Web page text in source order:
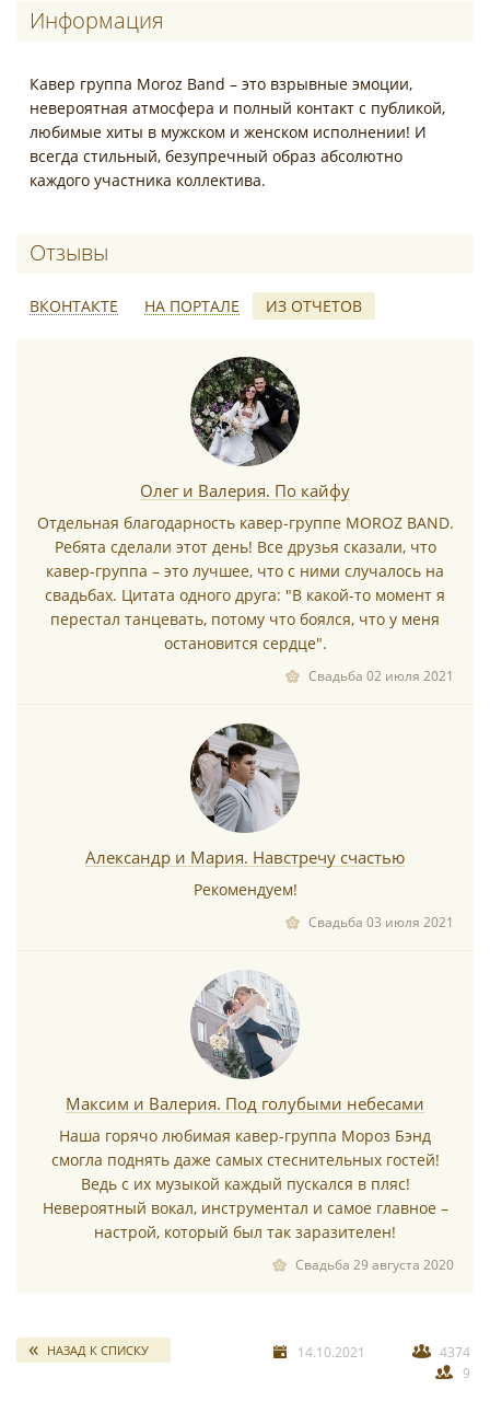
Информация
Кавер группа Moroz Band – это взрывные эмоции,
невероятная атмосфера и полный контакт с публикой,
любимые хиты в мужском и женском исполнении! И
всегда стильный, безупречный образ абсолютно
каждого участника коллектива.
Отзывы о MOROZ BAND
ВКОНТАКТЕ НА ПОРТАЛЕ ИЗ ОТЧЕТОВ
*
*
Олег и Валерия. По кайфу
Отдельная благодарность кавер-группе MOROZ BAND.
Ребята сделали этот день! Все друзья сказали, что
кавер-группа – это лучшее, что с ними случалось на
свадьбах. Цитата одного друга: "В какой-то момент я
перестал танцевать, потому что боялся, что у меня
остановится сердце".
Свадьба 02 июля 2021
Александр и Мария. Навстречу счастью
Рекомендуем!
Свадьба 03 июля 2021
Максим и Валерия. Под голубыми небесами
Наша горячо любимая кавер-группа Мороз Бэнд
смогла поднять даже самых стеснительных гостей!
Ведь с их музыкой каждый пускался в пляс!
Невероятный вокал, инструментал и самое главное –
настрой, который был так заразителен!
Свадьба 29 августа 2020
НАЗАД К СПИСКУ 14.10.2021
4374
9